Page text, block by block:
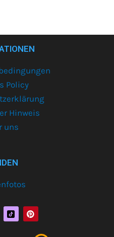
Policy
Hinweis
uns
P
i
n